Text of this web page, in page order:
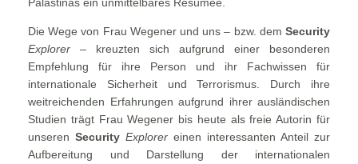
Die Wege von Frau Wegener und uns – bzw. dem Security
Explorer – kreuzten sich aufgrund einer besonderen
Empfehlung für ihre Person und ihr Fachwissen für
internationale Sicherheit und Terrorismus. Durch ihre
weitreichenden Erfahrungen aufgrund ihrer ausländischen
Studien trägt Frau Wegener bis heute als freie Autorin für
unseren Security Explorer einen interessanten Anteil zur
Aufbereitung und Darstellung der internationalen